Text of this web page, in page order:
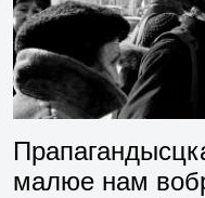
малюе нам